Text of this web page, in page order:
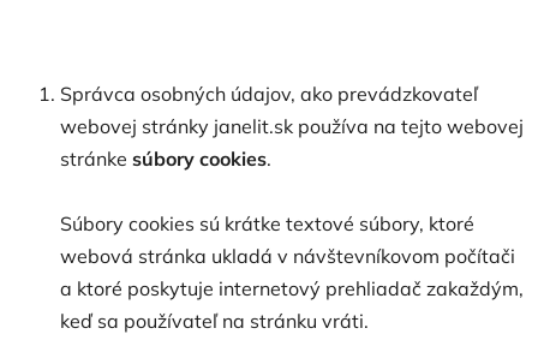
Správca osobných údajov, ako prevádzkovateľ
webovej stránky janelit.sk používa na tejto webovej
stránke súbory cookies.
Súbory cookies sú krátke textové súbory, ktoré
webová stránka ukladá v návštevníkovom počítači
a ktoré poskytuje internetový prehliadač zakaždým,
keď sa používateľ na stránku vráti.